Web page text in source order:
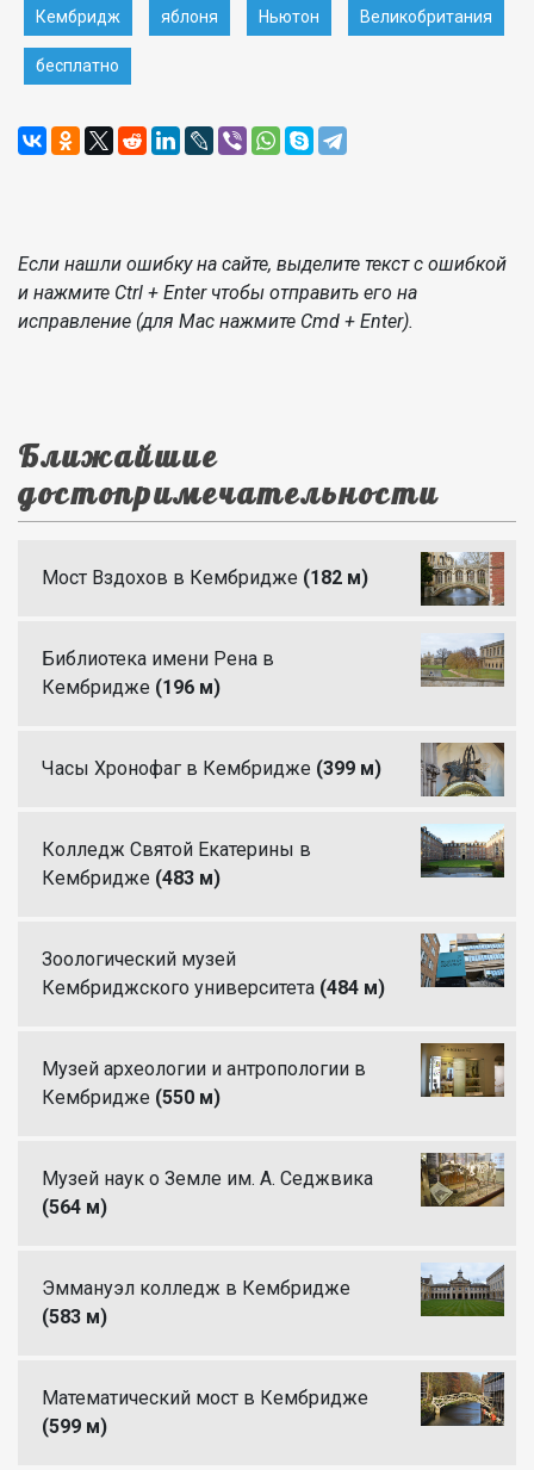
Кембридж яблоня Ньютон Великобритания
бесплатно
Если нашли ошибку на сайте, выделите текст с ошибкой
и нажмите Ctrl + Enter чтобы отправить его на
исправление (для Mac нажмите Cmd + Enter).
Ближайшие
достопримечательности
Мост Вздохов в Кембридже (182 м)
Библиотека имени Рена в
Кембридже (196 м)
Часы Хронофаг в Кембридже (399 м)
Колледж Святой Екатерины в
Кембридже (483 м)
Зоологический музей
Кембриджского университета (484 м)
Музей археологии и антропологии в
Кембридже (550 м)
Музей наук о Земле им. А. Седжвика
(564 м)
Эммануэл колледж в Кембридже
(583 м)
Математический мост в Кембридже
(599 м)